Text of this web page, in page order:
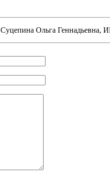
Ольга Геннадьевна,